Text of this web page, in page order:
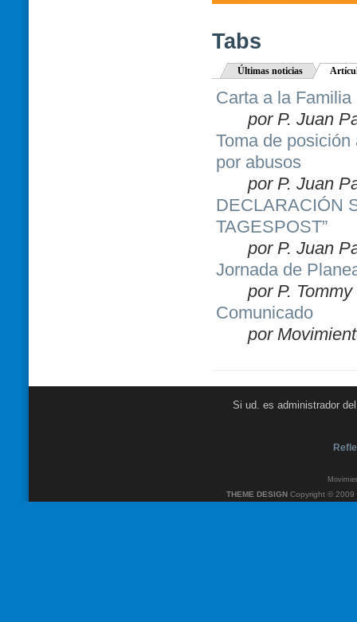
Tabs
Últimas noticias
Carta a la
por P. Juan
Toma de
por abusos
por P. Juan
DECLARACIÓN
TAGESPOST”
por P. Juan
Jornada de
por P.
Comunicado
por
Si ud. es administrador
THEME DESIGNCopyright © 2009